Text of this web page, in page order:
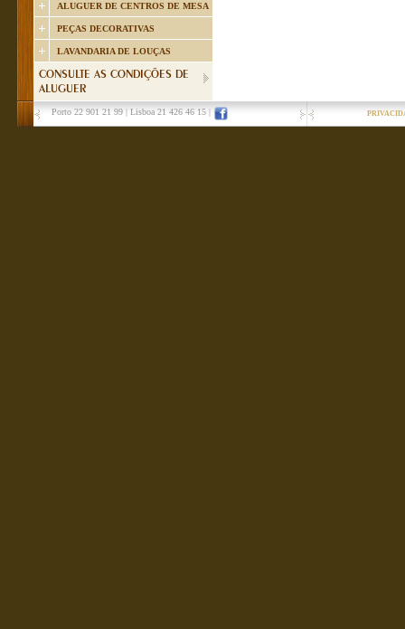
ALUGUER DE CENTROS DE MESA
PEÇAS DECORATIVAS
LAVANDARIA DE LOUÇAS
CONSULTE AS CONDIÇÕES DE
ALUGUER
Porto 22 901 21 99 Lisboa 21 426 46 15